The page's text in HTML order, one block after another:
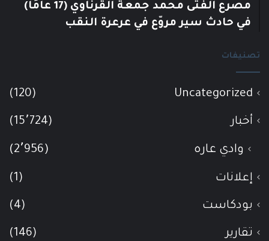
مصرع الفتى محمد جمعة القرناوي (17 عامًا)
في حادث سير مروّع في عرعرة النقب
تصنيفات
Uncategorized
(120)
أخبار (15٬724)
وادي عاره (2٬956)
إعلانات (1)
بودكاست (4)
تقارير (146)